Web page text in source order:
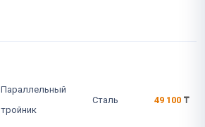
Параллельный
тройник
Сталь 49 100 ₸